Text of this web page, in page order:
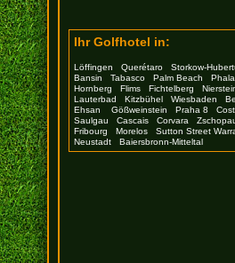
Ihr Golfhotel in:
Löffingen Querétaro Storkow-
Bansin
Tabasco Palm Beach
Hornberg
Flims Fichtelberg
Lauterbad
Kitzbühel Wiesbaden
Ehsan
Gößweinstein Praha 8
Saulgau
Cascais Corvara
Fribourg
Morelos Sutton Street
Neustadt
Baiersbronn-Mitteltal